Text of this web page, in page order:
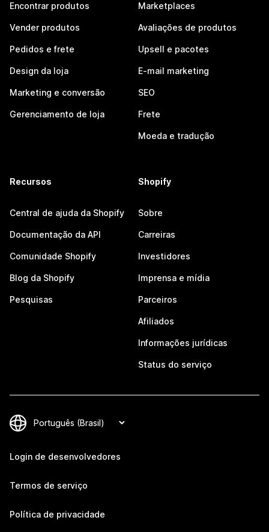
Encontrar produtos
Vender produtos
Pedidos e frete
Design da loja
Marketing e conversão
Gerenciamento de loja
Marketplaces
Avaliações de produtos
Upsell e pacotes
E-mail marketing
SEO
Frete
Moeda e tradução
Recursos
Central de ajuda da Shopify
Documentação da API
Comunidade Shopify
Blog da Shopify
Pesquisas
Shopify
Sobre
Carreiras
Investidores
Imprensa e mídia
Parceiros
Afiliados
Informações jurídicas
Status do serviço
Login de desenvolvedores
Termos de serviço
Política de privacidade